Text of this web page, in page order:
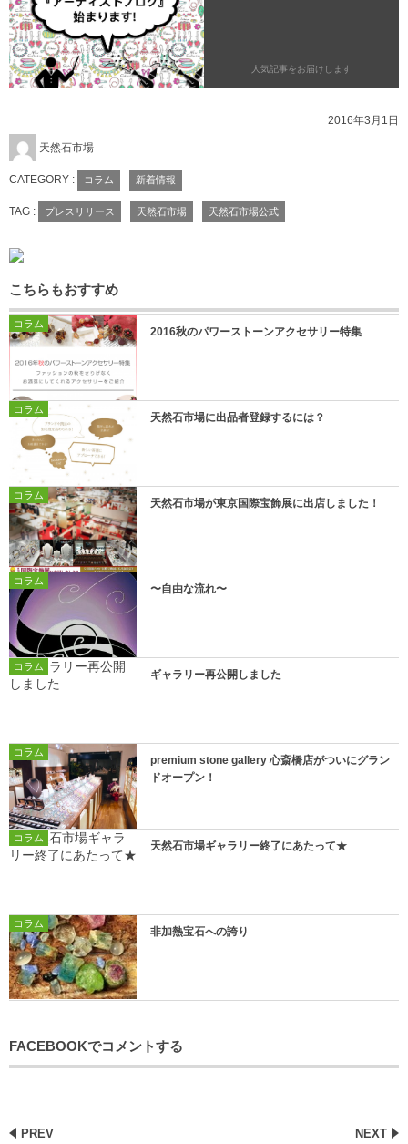
人気記事をお届けします
2016年3月1日
天然石市場
CATEGORY : コラム 新着情報
TAG : プレスリリース 天然石市場 天然石市場公式
こちらもおすすめ
コラム
2016秋のパワーストーンアクセサリー特集
コラム
天然石市場に出品者登録するには？
コラム
天然石市場が東京国際宝飾展に出店しました！
コラム
〜自由な流れ〜
コラム
ギャラリー再公開しました
コラム
premium stone gallery 心斎橋店がついにグラン
ドオープン！
コラム
天然石市場ギャラリー終了にあたって★
コラム
非加熱宝石への誇り
FACEBOOKでコメントする
PREV NEXT